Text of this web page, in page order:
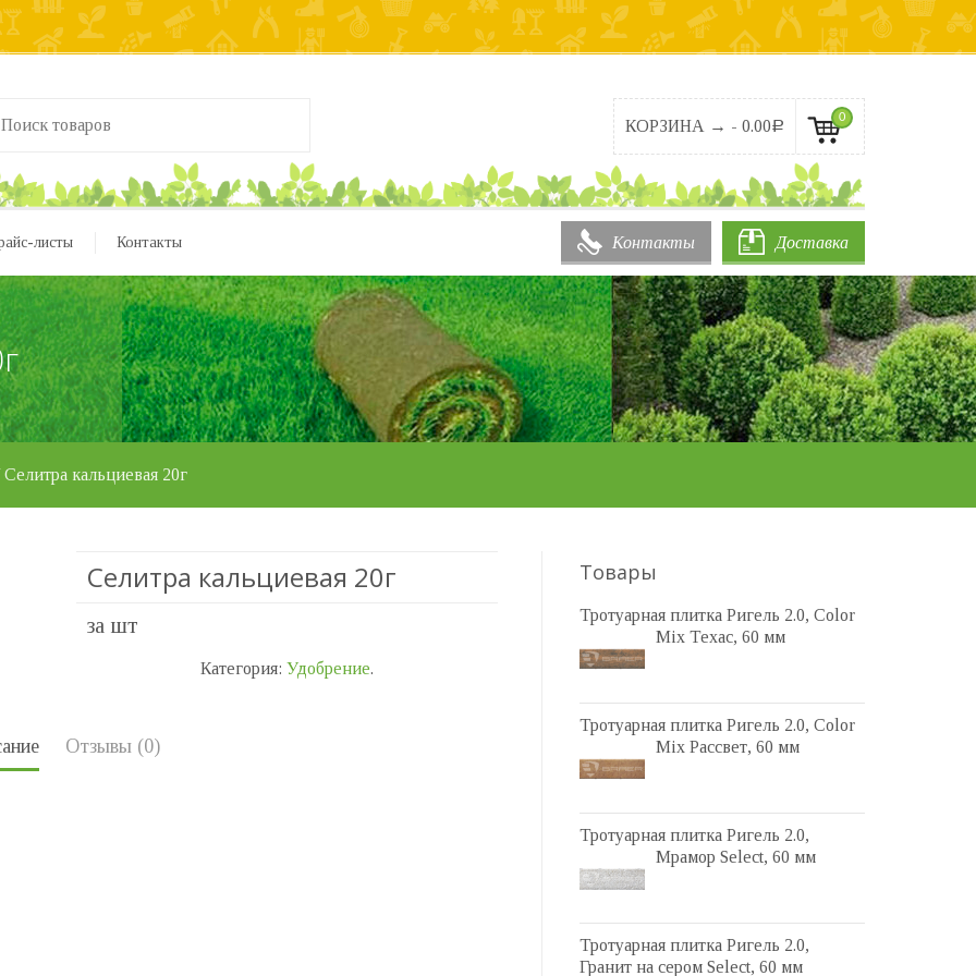
КОРЗИНА → - 0.00Р
0
Доставка
Контакты
листы Контакты
кальциевая 20г
Селитра кальциевая 20г
за шт
Категория: Удобрение.
Отзывы (0)
Товары
Тротуарная плитка Ригель 2.0, Color
Mix Техас, 60 мм
Тротуарная плитка Ригель 2.0, Color
Mix Рассвет, 60 мм
Тротуарная плитка Ригель 2.0,
Мрамор Select, 60 мм
Тротуарная плитка Ригель 2.0,
Гранит на сером Select, 60 мм